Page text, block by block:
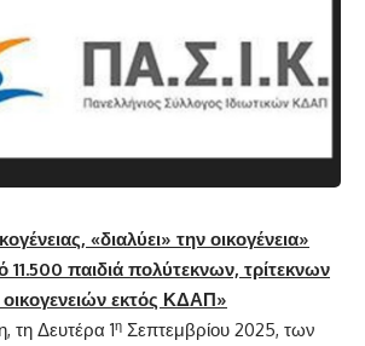
«διαλύει» την οικογένεια»
παιδιά πολύτεκνων, τρίτεκνων
οικογενειών εκτός ΚΔΑΠ»
τη Δευτέρα 1η Σεπτεμβρίου 2025, των